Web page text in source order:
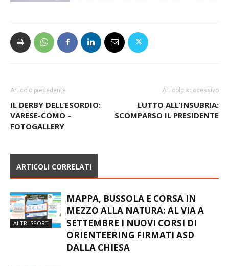
Articolo precedente
IL DERBY DELL’ESORDIO:
VARESE-COMO –
FOTOGALLERY
Articolo successivo
LUTTO ALL’INSUBRIA:
SCOMPARSO IL PRESIDENTE
ARTICOLI CORRELATI
ALTRI SPORT
MAPPA, BUSSOLA E CORSA IN
MEZZO ALLA NATURA: AL VIA A
SETTEMBRE I NUOVI CORSI DI
ORIENTEERING FIRMATI ASD
DALLA CHIESA